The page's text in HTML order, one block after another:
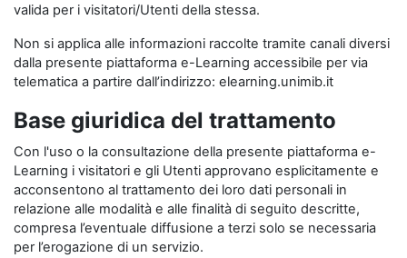
valida per i visitatori/Utenti della stessa.
Non si applica alle informazioni raccolte tramite canali diversi
dalla presente piattaforma e-Learning accessibile per via
telematica a partire dall’indirizzo: elearning.unimib.it
Base giuridica del trattamento
Con l'uso o la consultazione della presente piattaforma e-
Learning i visitatori e gli Utenti approvano esplicitamente e
acconsentono al trattamento dei loro dati personali in
relazione alle modalità e alle finalità di seguito descritte,
compresa l’eventuale diffusione a terzi solo se necessaria
per l’erogazione di un servizio.